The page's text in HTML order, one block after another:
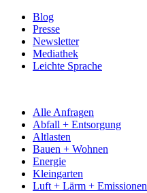
Blog
Presse
Newsletter
Mediathek
Leichte Sprache
Alle Anfragen
Abfall + Entsorgung
Altlasten
Bauen + Wohnen
Energie
Kleingarten
Luft + Lärm + Emissionen